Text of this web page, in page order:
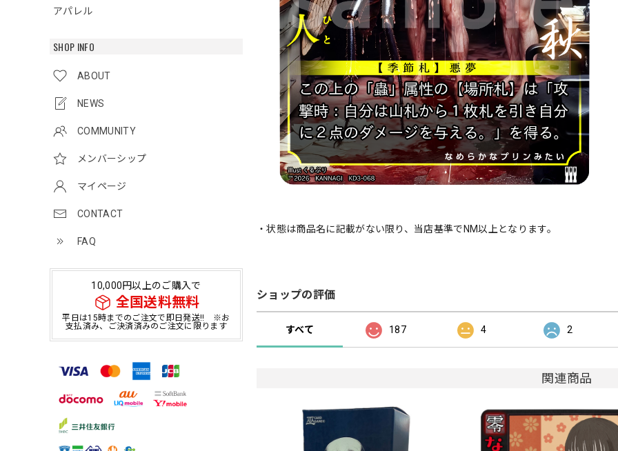
アパレル
SHOP INFO
ABOUT
NEWS
COMMUNITY
メンバーシップ
マイページ
CONTACT
FAQ
10,000円以上のご購入で
全国送料無料
平日は15時までのご注文で即日発送!! ※お
支払済み、ご決済済みのご注文に限ります
・状態は商品名に記載がない限り、当店基準でNM以上となります。
ショップの評価
すべて 187 4 2
関連商品